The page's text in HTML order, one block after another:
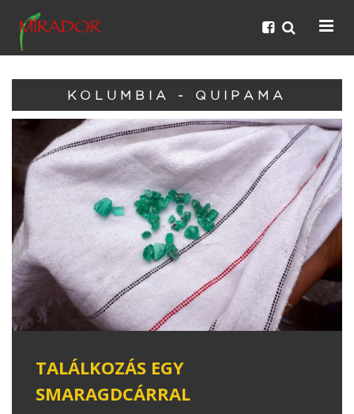
KOLUMBIA - QUIPAMA
TALÁLKOZÁS EGY
SMARAGDCÁRRAL